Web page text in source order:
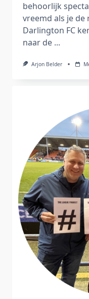
behoorlijk
vreemd als je de
Darlington FC
naar de ...
Arjon Belder